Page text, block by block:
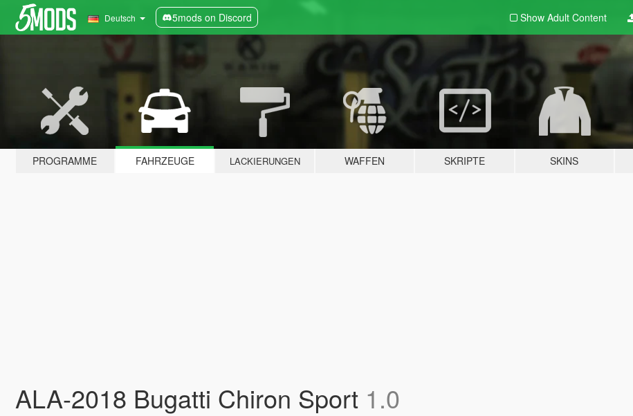
Deutsch 5mods on Discord Show Adult Content
PROGRAMME FAHRZEUGE LACKIERUNGEN WAFFEN SKRIPTE SKINS
ALA-2018 Bugatti Chiron Sport 1.0